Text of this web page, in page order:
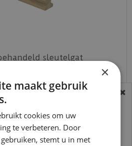
sleutelgat
product
de vakantie periode zijn wij
telefonisch helaas niet
×
maakt gebruik
cookies om uw
te verbeteren. Door
stemt u in met